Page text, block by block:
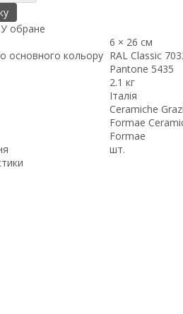
У обране
6 × 26 см
основного кольору RAL Classic
Pantone 5435
2.1 кг
Італія
Ceramiche
Formae
Formae
шт.